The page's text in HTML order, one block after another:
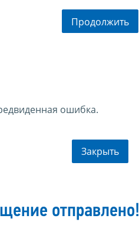
Продолжить
ошибка.
Закрыть
отправлено!